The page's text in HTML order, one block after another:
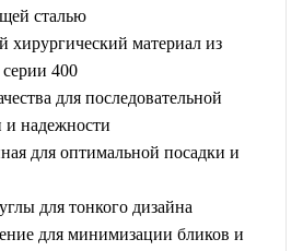
сталью
хирургический материал из
400
для последовательной
и надежности
для оптимальной посадки и
для тонкого дизайна
для минимизации бликов и